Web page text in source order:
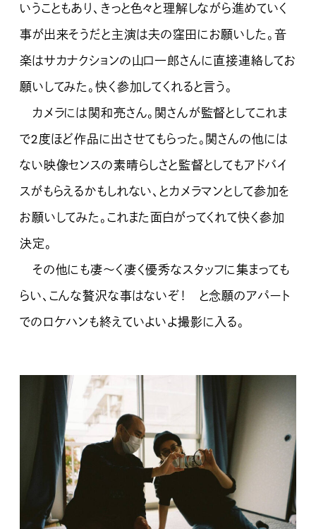
いうこともあり、きっと色々と理解しながら進めていく
事が出来そうだと主演は夫の窪田にお願いした。音
楽はサカナクションの山口一郎さんに直接連絡してお
願いしてみた。快く参加してくれると言う。
カメラには関和亮さん。関さんが監督としてこれま
で2度ほど作品に出させてもらった。関さんの他には
ない映像センスの素晴らしさと監督としてもアドバイ
スがもらえるかもしれない、とカメラマンとして参加を
お願いしてみた。これまた面白がってくれて快く参加
決定。
その他にも凄～く凄く優秀なスタッフに集まっても
らい、こんな贅沢な事はないぞ！ と念願のアパート
でのロケハンも終えていよいよ撮影に入る。